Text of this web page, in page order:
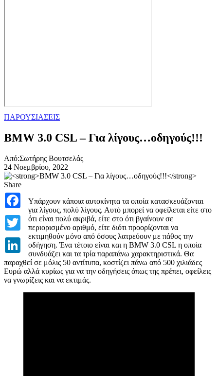
ΠΑΡΟΥΣΙΑΣΕΙΣ
BMW 3.0 CSL – Για λίγους…οδηγούς!!!
Από:Σωτήρης Βουτσελάς
24 Νοεμβρίου, 2022
Share
Facebook
Twitter
LinkedIn
Υπάρχουν κάποια αυτοκίνητα τα οποία κατασκευάζονται
για λίγους, πολύ λίγους. Αυτό μπορεί να οφείλεται είτε στο
ότι είναι πολύ ακριβά, είτε στο ότι βγαίνουν σε
περιορισμένο αριθμό, είτε διότι προορίζονται να
εκτιμηθούν μόνο από όσους λατρεύουν με πάθος την
οδήγηση. Ένα τέτοιο είναι και η BMW 3.0 CSL η οποία
συνδυάζει και τα τρία παραπάνω χαρακτηριστικά. Θα
παραχθεί σε μόλις 50 αντίτυπα, κοστίζει πάνω από 500 χιλιάδες
Ευρώ αλλά κυρίως για να την οδηγήσεις όπως της πρέπει, οφείλεις
να γνωρίζεις και να εκτιμάς.